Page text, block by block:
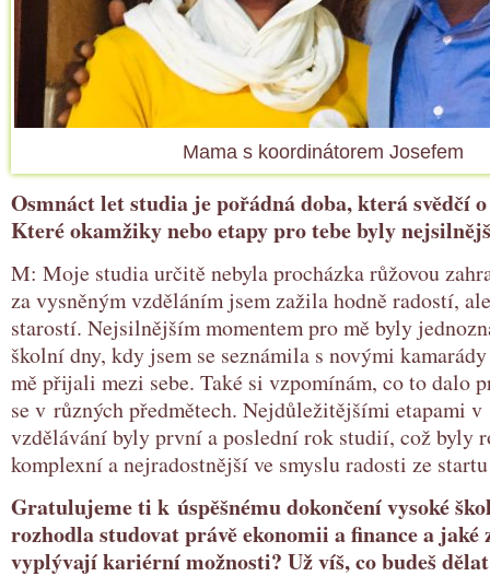
Mama s koordinátorem Josefem
Osmnáct let studia je pořádná doba, která svědčí
Které okamžiky nebo etapy pro tebe byly
M: Moje studia určitě nebyla procházka růžovou
za vysněným vzděláním jsem zažila hodně radostí,
starostí. Nejsilnějším momentem pro mě byly
školní dny, kdy jsem se seznámila s novými
mě přijali mezi sebe. Také si vzpomínám, co to dalo
se v různých předmětech. Nejdůležitějšími etapami v
vzdělávání byly první a poslední rok studií, což byly
komplexní a nejradostnější ve smyslu radosti ze
Gratulujeme ti k úspěšnému dokončení vysoké
rozhodla studovat právě ekonomii a finance a jaké
vyplývají kariérní možnosti? Už víš, co budeš